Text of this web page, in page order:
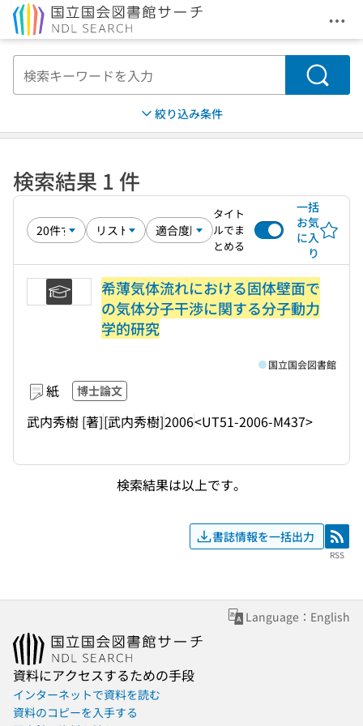
メ
検索
絞り込み条件
検索結果 1 件
タイト
ルでま
とめる
一括
お気
に入
り
希薄気体流れにおける固体壁面で
の気体分子干渉に関する分子動力
学的研究
紙 博士論文
武内秀樹 [著][武内秀樹]2006<UT51-2006-M437>
国立国会図書館
検索結果は以上です。
書誌情報を一括出力 RSS
RSS
Language：English
資料にアクセスするための手段
インターネットで資料を読む
資料のコピーを入手する